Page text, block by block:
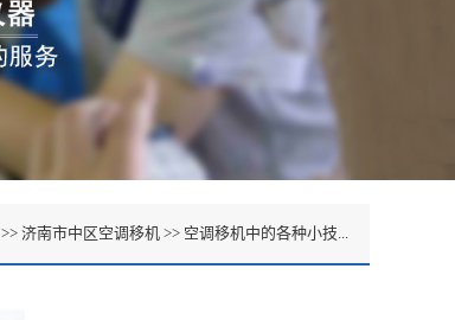
>> 济南市中区空调移机 >> 空调移机中的各种小技...